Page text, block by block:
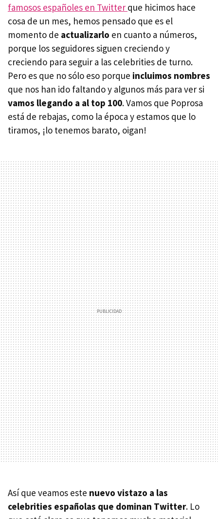
famosos españoles en Twitter que hicimos hace
cosa de un mes, hemos pensado que es el
momento de actualizarlo en cuanto a números,
porque los seguidores siguen creciendo y
creciendo para seguir a las celebrities de turno.
Pero es que no sólo eso porque incluimos nombres
que nos han ido faltando y algunos más para ver si
vamos llegando a al top 100. Vamos que Poprosa
está de rebajas, como la época y estamos que lo
tiramos, ¡lo tenemos barato, oigan!
Así que veamos este nuevo vistazo a las
celebrities españolas que dominan Twitter. Lo